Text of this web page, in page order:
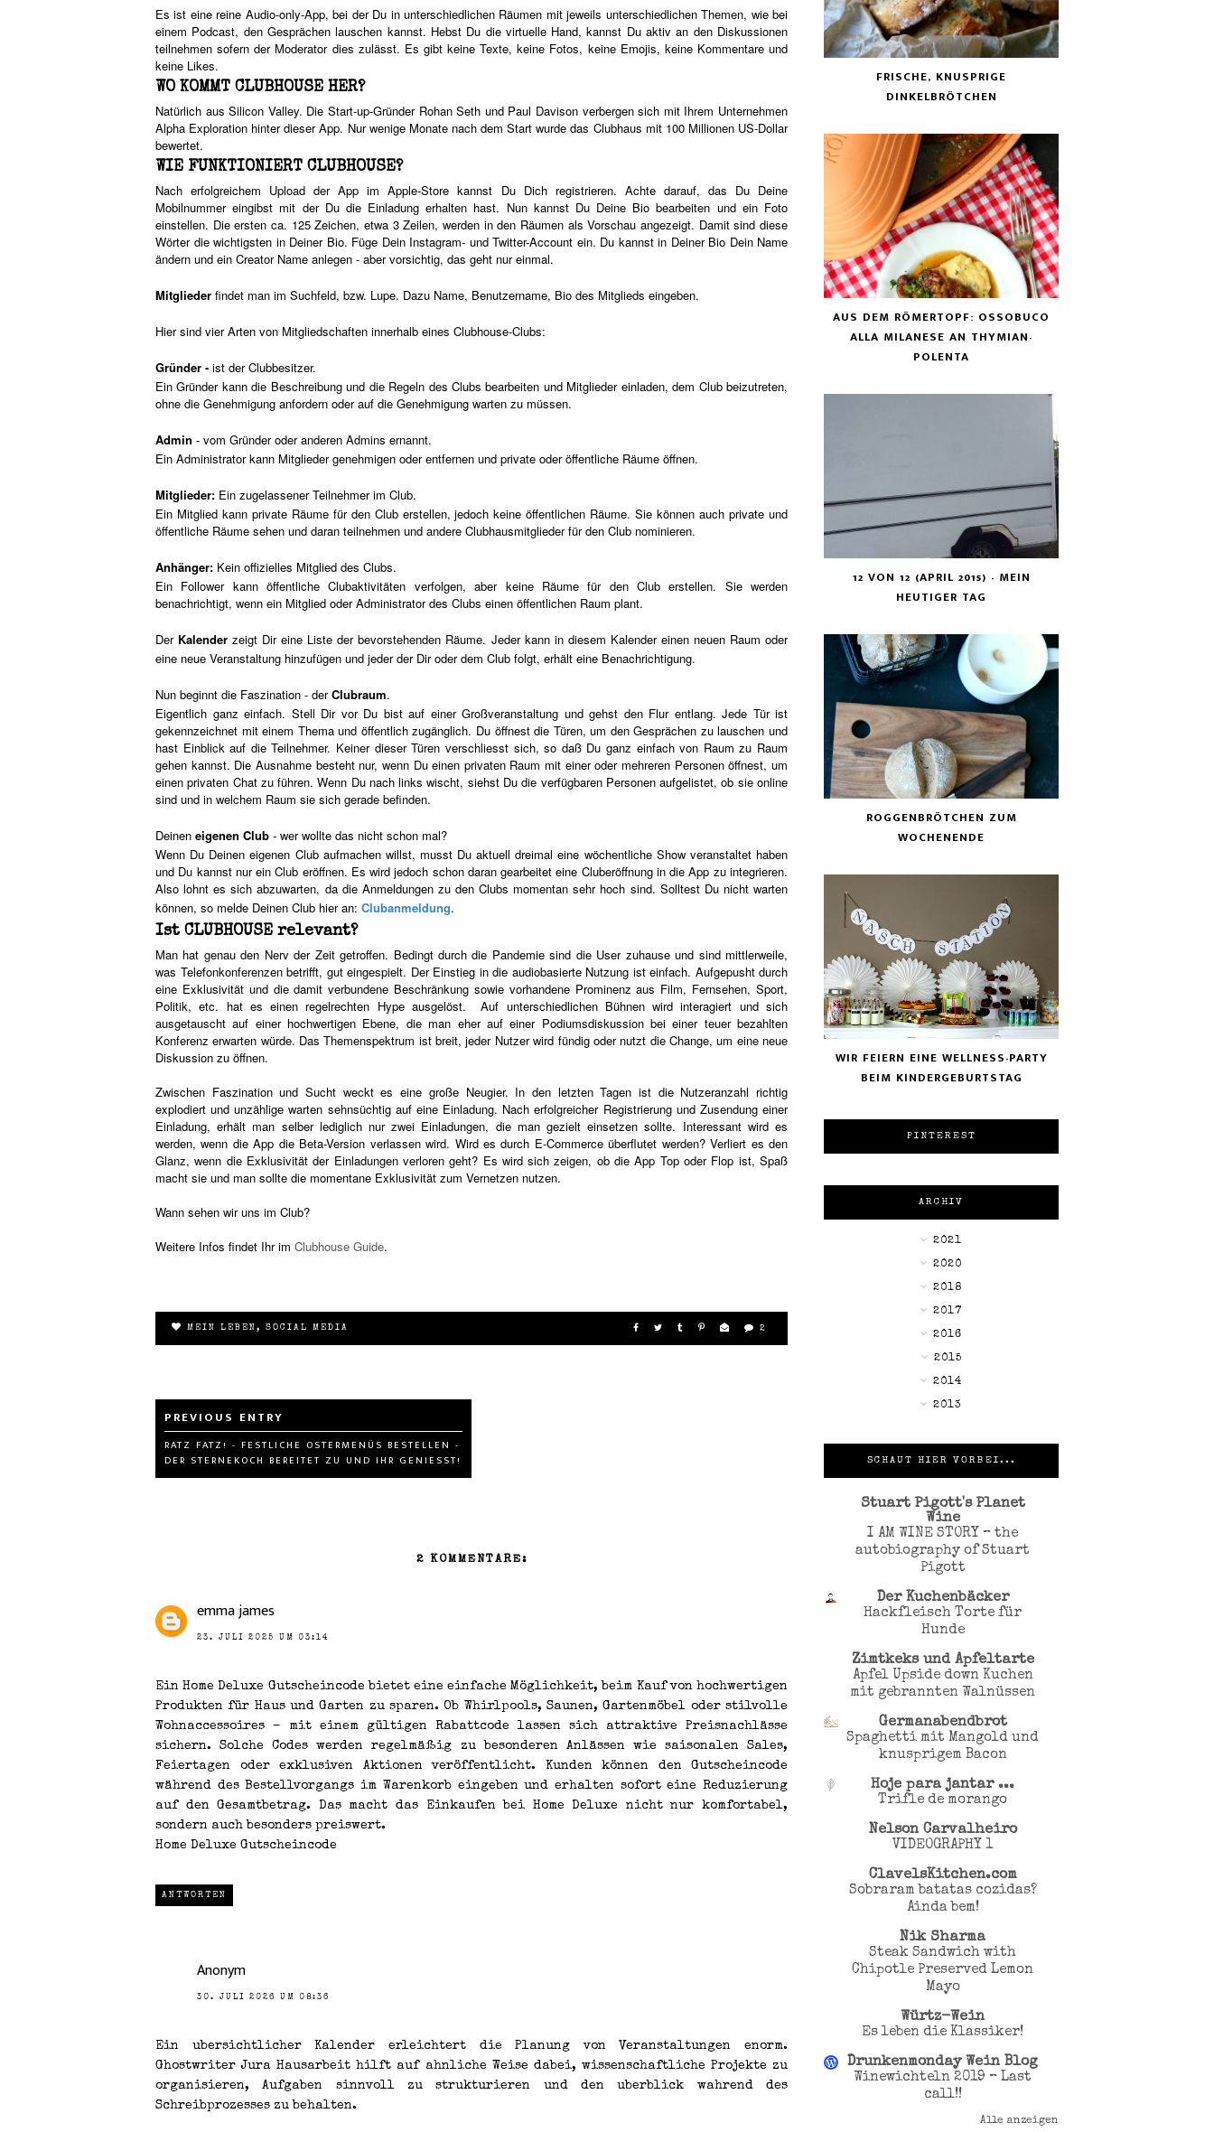
Es ist eine reine Audio-only-App, bei der Du in unterschiedlichen Räumen mit jeweils unterschiedlichen Themen, wie bei
einem Podcast, den Gesprächen lauschen kannst. Hebst Du die virtuelle Hand, kannst Du aktiv an den Diskussionen
teilnehmen sofern der Moderator dies zulässt. Es gibt keine Texte, keine Fotos, keine Emojis, keine Kommentare und
keine Likes.
WO KOMMT CLUBHOUSE HER?
Natürlich aus Silicon Valley. Die Start-up-Gründer Rohan Seth und Paul Davison verbergen sich mit Ihrem Unternehmen
Alpha Exploration hinter dieser App. Nur wenige Monate nach dem Start wurde das Clubhaus mit 100 Millionen US-Dollar
bewertet.
WIE FUNKTIONIERT CLUBHOUSE?
Nach erfolgreichem Upload der App im Apple-Store kannst Du Dich registrieren. Achte darauf, das Du Deine
Mobilnummer eingibst mit der Du die Einladung erhalten hast. Nun kannst Du Deine Bio bearbeiten und ein Foto
einstellen. Die ersten ca. 125 Zeichen, etwa 3 Zeilen, werden in den Räumen als Vorschau angezeigt. Damit sind diese
Wörter die wichtigsten in Deiner Bio. Füge Dein Instagram- und Twitter-Account ein. Du kannst in Deiner Bio Dein Name
ändern und ein Creator Name anlegen - aber vorsichtig, das geht nur einmal.
Mitglieder findet man im Suchfeld, bzw. Lupe. Dazu Name, Benutzername, Bio des Mitglieds eingeben.
Hier sind vier Arten von Mitgliedschaften innerhalb eines Clubhouse-Clubs:
Gründer - ist der Clubbesitzer.
Ein Gründer kann die Beschreibung und die Regeln des Clubs bearbeiten und Mitglieder einladen, dem Club beizutreten,
ohne die Genehmigung anfordern oder auf die Genehmigung warten zu müssen.
Admin - vom Gründer oder anderen Admins ernannt.
Ein Administrator kann Mitglieder genehmigen oder entfernen und private oder öffentliche Räume öffnen.
Mitglieder: Ein zugelassener Teilnehmer im Club.
Ein Mitglied kann private Räume für den Club erstellen, jedoch keine öffentlichen Räume. Sie können auch private und
öffentliche Räume sehen und daran teilnehmen und andere Clubhausmitglieder für den Club nominieren.
Anhänger: Kein offizielles Mitglied des Clubs.
Ein Follower kann öffentliche Clubaktivitäten verfolgen, aber keine Räume für den Club erstellen. Sie werden
benachrichtigt, wenn ein Mitglied oder Administrator des Clubs einen öffentlichen Raum plant.
Der Kalender zeigt Dir eine Liste der bevorstehenden Räume. Jeder kann in diesem Kalender einen neuen Raum oder
eine neue Veranstaltung hinzufügen und jeder der Dir oder dem Club folgt, erhält eine Benachrichtigung.
Nun beginnt die Faszination - derClubraum.
Eigentlich ganz einfach. Stell Dir vor Du bist auf einer Großveranstaltung und gehst den Flur entlang. Jede Tür ist
gekennzeichnet mit einem Thema und öffentlich zugänglich. Du öffnest die Türen, um den Gesprächen zu lauschen und
hast Einblick auf die Teilnehmer. Keiner dieser Türen verschliesst sich, so daß Du ganz einfach von Raum zu Raum
gehen kannst. Die Ausnahme besteht nur, wenn Du einen privaten Raum mit einer oder mehreren Personen öffnest, um
einen privaten Chat zu führen. Wenn Du nach links wischt, siehst Du die verfügbaren Personen aufgelistet, ob sie online
sind und in welchem Raum sie sich gerade befinden.
Deinen eigenen Club - wer wollte das nicht schon mal?
Wenn Du Deinen eigenen Club aufmachen willst, musst Du aktuell dreimal eine wöchentliche Show veranstaltet haben
und Du kannst nur ein Club eröffnen. Es wird jedoch schon daran gearbeitet eine Cluberöffnung in die App zu integrieren.
Also lohnt es sich abzuwarten, da die Anmeldungen zu den Clubs momentan sehr hoch sind. Solltest Du nicht warten
können, so melde Deinen Club hier an: Clubanmeldung.
Ist CLUBHOUSE relevant?
Man hat genau den Nerv der Zeit getroffen. Bedingt durch die Pandemie sind die User zuhause und sind mittlerweile,
was Telefonkonferenzen betrifft, gut eingespielt. Der Einstieg in die audiobasierte Nutzung ist einfach. Aufgepusht durch
eine Exklusivität und die damit verbundene Beschränkung sowie vorhandene Prominenz aus Film, Fernsehen, Sport,
Politik, etc. hat es einen regelrechten Hype ausgelöst. Auf unterschiedlichen Bühnen wird interagiert und sich
ausgetauscht auf einer hochwertigen Ebene, die man eher auf einer Podiumsdiskussion bei einer teuer bezahlten
Konferenz erwarten würde. Das Themenspektrum ist breit, jeder Nutzer wird fündig oder nutzt die Change, um eine neue
Diskussion zu öffnen.
Zwischen Faszination und Sucht weckt es eine große Neugier. In den letzten Tagen ist die Nutzeranzahl richtig
explodiert und unzählige warten sehnsüchtig auf eine Einladung. Nach erfolgreicher Registrierung und Zusendung einer
Einladung, erhält man selber lediglich nur zwei Einladungen, die man gezielt einsetzen sollte. Interessant wird es
werden, wenn die App die Beta-Version verlassen wird. Wird es durch E-Commerce überflutet werden? Verliert es den
Glanz, wenn die Exklusivität der Einladungen verloren geht? Es wird sich zeigen, ob die App Top oder Flop ist, Spaß
macht sie und man sollte die momentane Exklusivität zum Vernetzen nutzen.
Wann sehen wir uns im Club?
Weitere Infos findet Ihr im Clubhouse Guide.
MEIN LEBEN , SOCIAL MEDIA 2
RATZ FATZ! - FESTLICHE OSTERMENÜS BESTELLEN -
DER STERNEKOCH BEREITET ZU UND IHR GENIESST!
2 KOMMENTARE:
emma james
23. JULI 2025 UM 03:14
Ein Home Deluxe Gutscheincode bietet eine einfache Möglichkeit, beim Kauf von hochwertigen
Produkten für Haus und Garten zu sparen. Ob Whirlpools, Saunen, Gartenmöbel oder stilvolle
Wohnaccessoires – mit einem gültigen Rabattcode lassen sich attraktive Preisnachlässe
sichern. Solche Codes werden regelmäßig zu besonderen Anlässen wie saisonalen Sales,
Feiertagen oder exklusiven Aktionen veröffentlicht. Kunden können den Gutscheincode
während des Bestellvorgangs im Warenkorb eingeben und erhalten sofort eine Reduzierung
auf den Gesamtbetrag. Das macht das Einkaufen bei Home Deluxe nicht nur komfortabel,
sondern auch besonders preiswert.
Home Deluxe Gutscheincode
ANTWORTEN
Anonym
30. JULI 2026 UM 08:36
Ein ubersichtlicher Kalender erleichtert die Planung von Veranstaltungen enorm.
Ghostwriter Jura Hausarbeit hilft auf ahnliche Weise dabei, wissenschaftliche Projekte zu
organisieren, Aufgaben sinnvoll zu strukturieren und den uberblick wahrend des
Schreibprozesses zu behalten.
FRISCHE, KNUSPRIGE
DINKELBRÖTCHEN
AUS DEM RÖMERTOPF: OSSOBUCO
ALLA MILANESE AN THYMIAN-
POLENTA
12 VON 12 (APRIL 2015) - MEIN
HEUTIGER TAG
ROGGENBRÖTCHEN ZUM
WOCHENENDE
WIR FEIERN EINE WELLNESS-PARTY
BEIM KINDERGEBURTSTAG
PINTEREST
ARCHIV
▼2021
►2020
►2018
►2017
►2016
►2015
►2014
►2013
SCHAUT HIER VORBEI...
Stuart Pigott's Planet
Wine
I AM WINE STORY – the
autobiography of Stuart
Pigott
Der Kuchenbäcker
Hackfleisch Torte für
Hunde
Zimtkeks und Apfeltarte
Apfel Upside down Kuchen
mit gebrannten Walnüssen
Germanabendbrot
Spaghetti mit Mangold und
knusprigem Bacon
Hoje para jantar ...
Trifle de morango
Nelson Carvalheiro
VIDEOGRAPHY 1
ClavelsKitchen.com
Sobraram batatas cozidas?
Ainda bem!
Nik Sharma
Steak Sandwich with
Chipotle Preserved Lemon
Mayo
Würtz-Wein
Es leben die Klassiker!
Drunkenmonday Wein Blog
Winewichteln 2019 – Last
call!!
Alle anzeigen